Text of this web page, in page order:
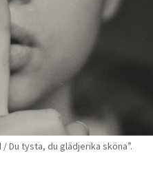
Du tysta, du glädjerika sköna”.